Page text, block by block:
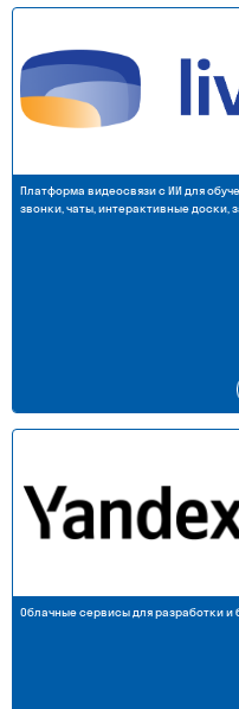
Платформа видеосвязи с ИИ для
звонки, чаты, интерактивные доски,
Облачные сервисы для разработки и